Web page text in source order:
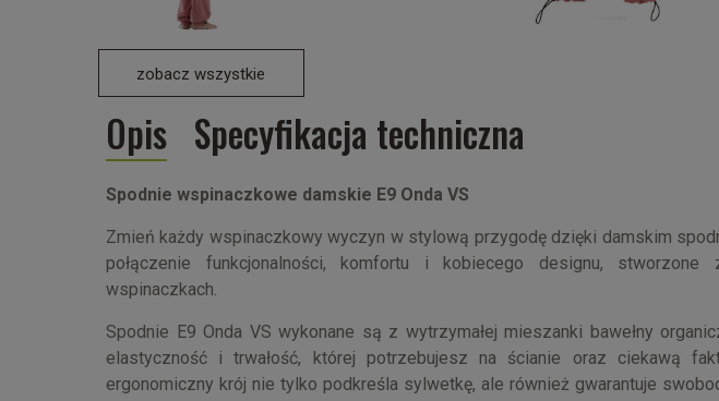
zobacz wszystkie
Opis Specyfikacja techniczna
Spodnie wspinaczkowe damskie E9 Onda VS
Zmień każdy wspinaczkowy wyczyn w stylową przygodę dzięki damskim
połączenie funkcjonalności, komfortu i kobiecego designu,
wspinaczkach.
Spodnie E9 Onda VS wykonane są z wytrzymałej mieszanki bawełny
elastyczność i trwałość, której potrzebujesz na ścianie oraz ciekawą
ergonomiczny krój nie tylko podkreśla sylwetkę, ale również gwarantuje